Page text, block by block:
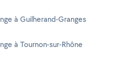
à Guilherand-Granges
à Tournon-sur-Rhône